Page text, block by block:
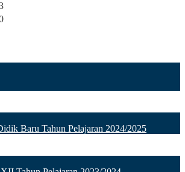
Baru Tahun Pelajaran 2024/2025